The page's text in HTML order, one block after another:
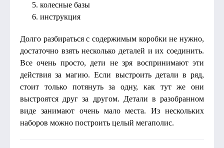
колесные базы
инструкция
Долго разбираться с содержимым коробки не нужно,
достаточно взять несколько деталей и их соединить.
Все очень просто, дети не зря воспринимают эти
действия за магию. Если выстроить детали в ряд,
стоит только потянуть за одну, как тут же они
выстроятся друг за другом. Детали в разобранном
виде занимают очень мало места. Из нескольких
наборов можно построить целый мегаполис.